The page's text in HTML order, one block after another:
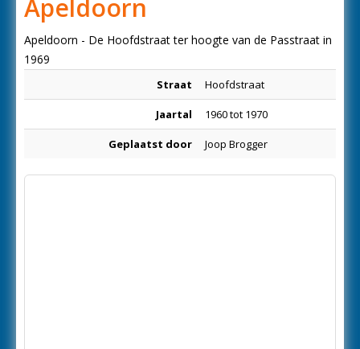
Apeldoorn
Apeldoorn - De Hoofdstraat ter hoogte van de Passtraat in
1969
Straat Hoofdstraat
Jaartal 1960 tot 1970
Geplaatst door Joop Brogger